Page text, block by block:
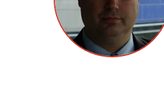
MNU-ге қош
Академиялық